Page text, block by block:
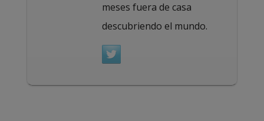
meses fuera de casa
descubriendo el mundo.